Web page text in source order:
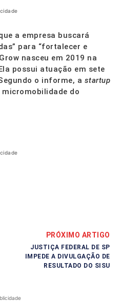
a empresa buscará
para “fortalecer e
nasceu em 2019 na
possui atuação em sete
o informe, a startup
do
PRÓXIMO ARTIGO
JUSTIÇA FEDERAL DE SP
IMPEDE A DIVULGAÇÃO DE
RESULTADO DO SISU